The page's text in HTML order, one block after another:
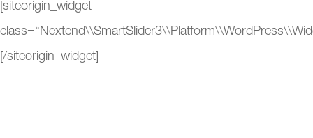
[siteorigin_widget
[/siteorigin_widget]